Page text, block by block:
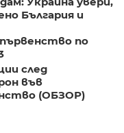
България и
по
след
във
(ОБЗОР)